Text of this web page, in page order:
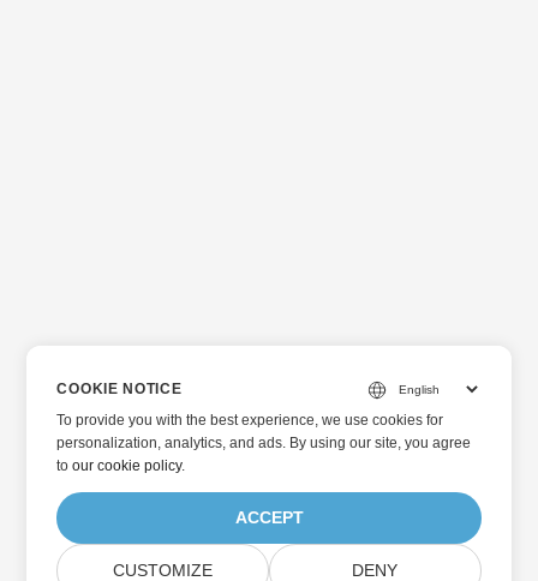
COOKIE NOTICE
To provide you with the best experience, we use cookies for
personalization, analytics, and ads. By using our site, you agree
toour cookie policy.
ACCEPT
CUSTOMIZE DENY